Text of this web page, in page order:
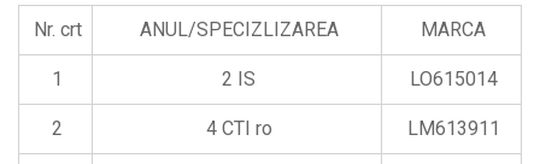
Nr. crt ANUL/SPECIZLIZAREA MARCA
1 2 IS LO615014
2 4 CTI ro LM613911